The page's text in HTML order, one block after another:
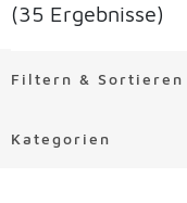
(35 Ergebnisse)
Filtern & Sortieren
Kategorien